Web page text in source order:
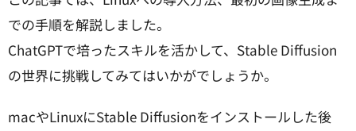
での手順を解説しました。
ChatGPTで培ったスキルを活かして、Stable Diffusion
の世界に挑戦してみてはいかがでしょうか。
macやLinuxにStable Diffusionをインストールした後